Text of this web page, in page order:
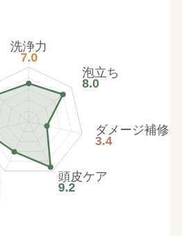
洗浄力
7.0
泡立ち
8.0
ダメージ補修
3.4
頭皮ケア
9.2